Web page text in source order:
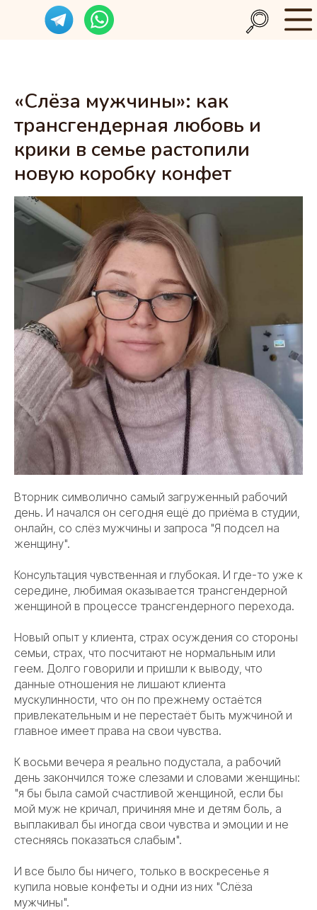
«Слёза мужчины»: как
трансгендерная любовь и
крики в семье растопили
новую коробку конфет
Вторник символично самый загруженный рабочий
день. И начался он сегодня ещё до приёма в студии,
онлайн, со слёз мужчины и запроса "Я подсел на
женщину".
Консультация чувственная и глубокая. И где-то уже к
середине, любимая оказывается трансгендерной
женщиной в процессе трансгендерного перехода.
Новый опыт у клиента, страх осуждения со стороны
семьи, страх, что посчитают не нормальным или
геем. Долго говорили и пришли к выводу, что
данные отношения не лишают клиента
мускулинности, что он по прежнему остаётся
привлекательным и не перестаёт быть мужчиной и
главное имеет права на свои чувства.
К восьми вечера я реально подустала, а рабочий
день закончился тоже слезами и словами женщины:
"я бы была самой счастливой женщиной, если бы
мой муж не кричал, причиняя мне и детям боль, а
выплакивал бы иногда свои чувства и эмоции и не
стесняясь показаться слабым".
И все было бы ничего, только в воскресенье я
купила новые конфеты и одни из них "Слёза
мужчины".